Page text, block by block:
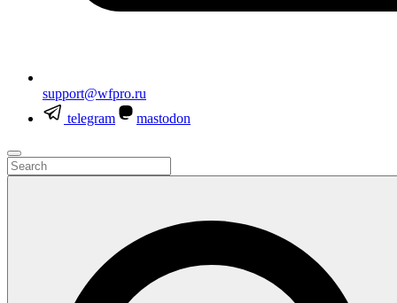
support@wfpro.ru
telegram
mastodon